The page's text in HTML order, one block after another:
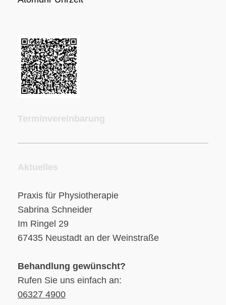
Terminvereinbarung
Aktuelles
Praxis für Physiotherapie
Sabrina Schneider
Im Ringel 29
67435 Neustadt an der Weinstraße
Behandlung gewünscht?
Rufen Sie uns einfach an:
06327 4900